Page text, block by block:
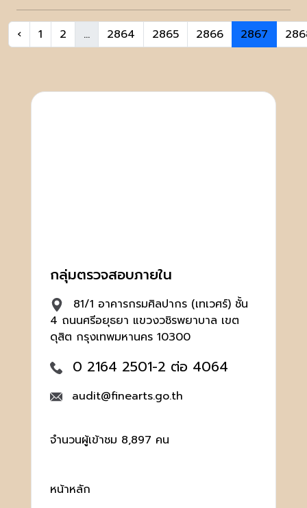
‹ 1 2 ... 2864 2865 2866 2867
กลุ่มตรวจสอบภายใน
81/1 อาคารกรมศิลปากร (เทเวศร์) ชั้น
4 ถนนศรีอยุธยา แขวงวชิรพยาบาล เขต
ดุสิต กรุงเทพมหานคร 10300
0 2164 2501-2 ต่อ 4064
audit@finearts.go.th
จำนวนผู้เข้าชม 8,897 คน
หน้าหลัก